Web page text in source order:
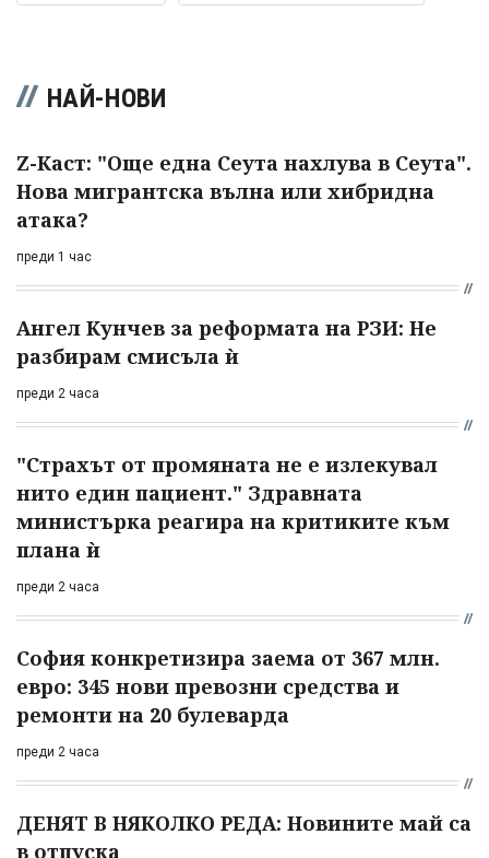
НАЙ-НОВИ
Z-Каст: "Още една Сеута нахлува в Сеута".
Нова мигрантска вълна или хибридна
атака?
преди 1 час
Ангел Кунчев за реформата на РЗИ: Не
разбирам смисъла ѝ
преди 2 часа
"Страхът от промяната не е излекувал
нито един пациент." Здравната
министърка реагира на критиките към
плана ѝ
преди 2 часа
София конкретизира заема от 367 млн.
евро: 345 нови превозни средства и
ремонти на 20 булеварда
преди 2 часа
ДЕНЯТ В НЯКОЛКО РЕДА: Новините май са
в отпуска